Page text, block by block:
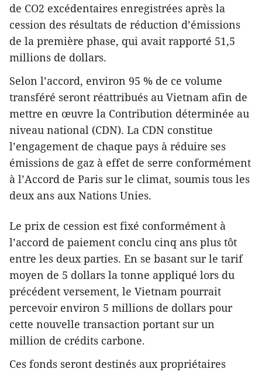
de CO2 excédentaires enregistrées après la
cession des résultats de réduction d’émissions
de la première phase, qui avait rapporté 51,5
millions de dollars.
Selon l’accord, environ 95 % de ce volume
transféré seront réattribués au Vietnam afin de
mettre en œuvre la Contribution déterminée au
niveau national (CDN). La CDN constitue
l’engagement de chaque pays à réduire ses
émissions de gaz à effet de serre conformément
à l’Accord de Paris sur le climat, soumis tous les
deux ans aux Nations Unies.
Le prix de cession est fixé conformément à
l’accord de paiement conclu cinq ans plus tôt
entre les deux parties. En se basant sur le tarif
moyen de 5 dollars la tonne appliqué lors du
précédent versement, le Vietnam pourrait
percevoir environ 5 millions de dollars pour
cette nouvelle transaction portant sur un
million de crédits carbone.
Ces fonds seront destinés aux propriétaires